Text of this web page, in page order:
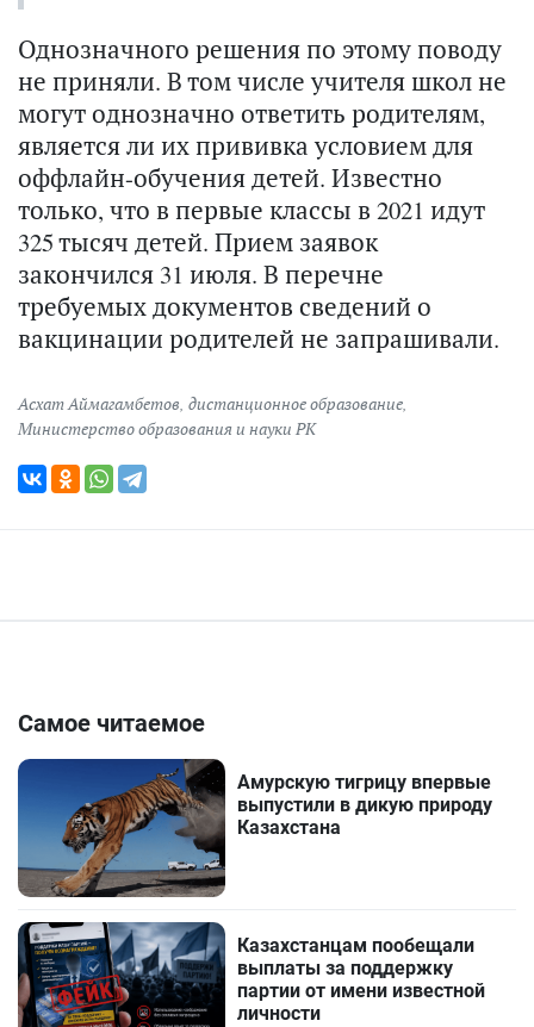
Однозначного решения по этому поводу
не приняли. В том числе учителя школ не
могут однозначно ответить родителям,
является ли их прививка условием для
оффлайн-обучения детей. Известно
только, что в первые классы в 2021 идут
325 тысяч детей. Прием заявок
закончился 31 июля. В перечне
требуемых документов сведений о
вакцинации родителей не запрашивали.
Асхат Аймагамбетов, дистанционное образование,
Министерство образования и науки РК
Самое читаемое
Амурскую тигрицу впервые
выпустили в дикую природу
Казахстана
Казахстанцам пообещали
выплаты за поддержку
партии от имени известной
личности